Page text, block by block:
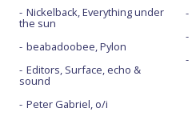
Nickelback, Everything under
the sun
beabadoobee, Pylon
Editors, Surface, echo &
sound
Peter Gabriel, o/i